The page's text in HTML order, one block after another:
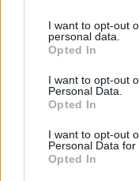
I want to opt-out
personal data.
Opted In
I want to opt-out
Personal Data.
Opted In
I want to opt-out
Personal Data for
Opted In